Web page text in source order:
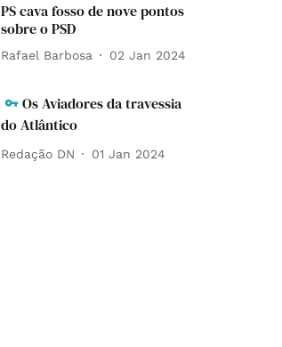
PS cava fosso de nove pontos
sobre o PSD
Rafael Barbosa 02 Jan 2024
Os Aviadores da travessia
do Atlântico
Redação DN 01 Jan 2024